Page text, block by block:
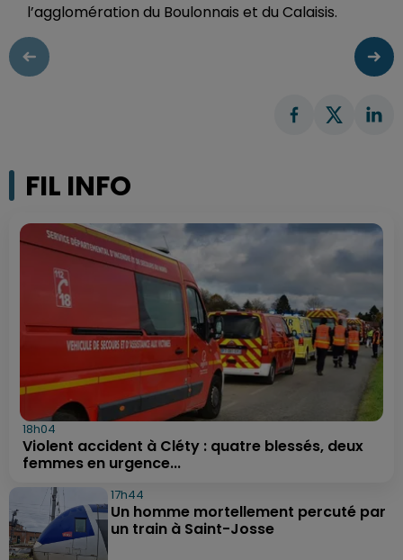
l’agglomération du Boulonnais et du Calaisis.
FIL INFO
18h04
Violent accident à Cléty : quatre blessés, deux
femmes en urgence...
17h44
Un homme mortellement percuté par
un train à Saint-Josse